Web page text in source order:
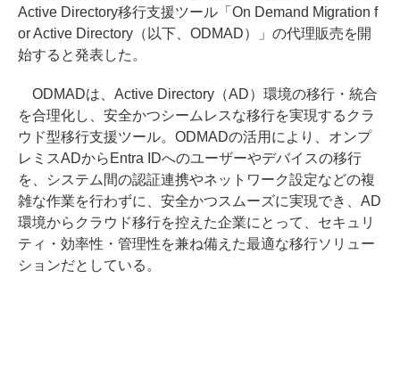
Active Directory移行支援ツール「On Demand Migration f
or Active Directory（以下、ODMAD）」の代理販売を開
始すると発表した。
ODMADは、Active Directory（AD）環境の移行・統合
を合理化し、安全かつシームレスな移行を実現するクラ
ウド型移行支援ツール。ODMADの活用により、オンプ
レミスADからEntra IDへのユーザーやデバイスの移行
を、システム間の認証連携やネットワーク設定などの複
雑な作業を行わずに、安全かつスムーズに実現でき、AD
環境からクラウド移行を控えた企業にとって、セキュリ
ティ・効率性・管理性を兼ね備えた最適な移行ソリュー
ションだとしている。